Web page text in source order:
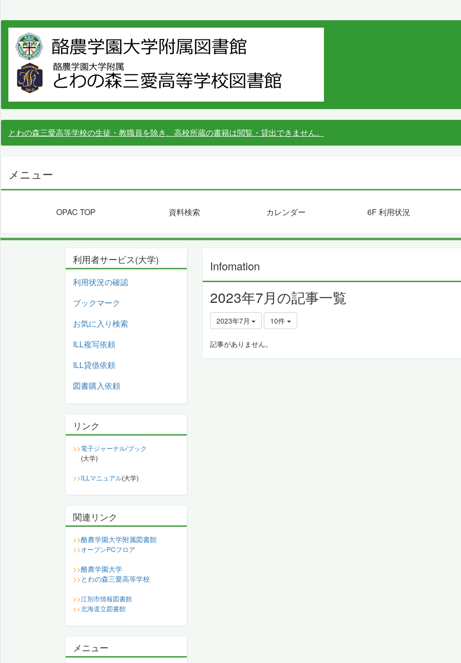
とわの森三愛高等学校の生徒・教職員を除き、高校所蔵の書籍は閲覧・貸出できません。
メニュー
OPAC TOP 資料検索 カレンダー 6F 利用状況
Infomation
2023年7月の記事一覧
2023年7月 10件
記事がありません。
利用者サービス(大学)
利用状況の確認
ブックマーク
お気に入り検索
ILL複写依頼
ILL貸借依頼
図書購入依頼
リンク
>>電子ジャーナル/ブック
(大学)
>>ILLマニュアル(大学)
関連リンク
>>酪農学園大学附属図書館
>>オープンPCフロア
>>酪農学園大学
>> とわの森三愛高等学校
>>江別市情報図書館
>>北海道立図書館
メニュー